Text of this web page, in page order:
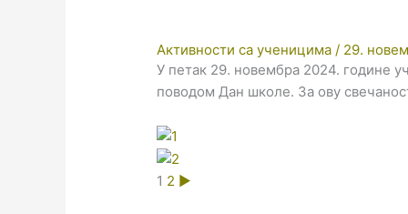
Активности са ученицима / 29.
У петак 29. новембра 2024. године
поводом Дан школе. За ову
1 2 ►